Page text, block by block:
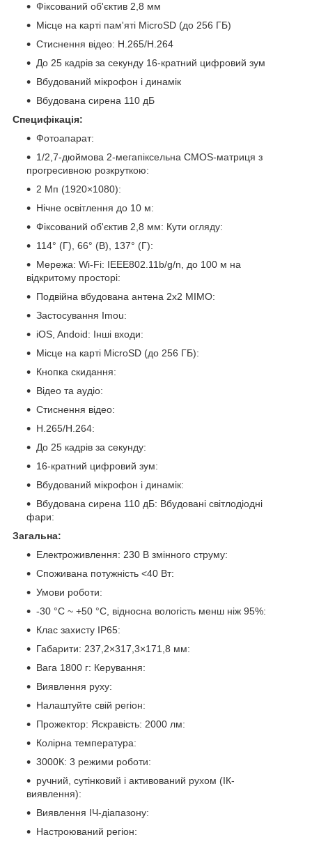
Фіксований об'єктив 2,8 мм
Місце на карті пам'яті MicroSD (до 256 ГБ)
Стиснення відео: H.265/H.264
До 25 кадрів за секунду 16-кратний цифровий зум
Вбудований мікрофон і динамік
Вбудована сирена 110 дБ
Специфікація:
Фотоапарат:
1/2,7-дюймова 2-мегапіксельна CMOS-матриця з
прогресивною розкруткою:
2 Мп (1920×1080):
Нічне освітлення до 10 м:
Фіксований об'єктив 2,8 мм: Кути огляду:
114° (Г), 66° (В), 137° (Г):
Мережа: Wi-Fi: IEEE802.11b/g/n, до 100 м на
відкритому просторі:
Подвійна вбудована антена 2x2 MIMO:
Застосування Imou:
iOS, Andoid: Інші входи:
Місце на карті MicroSD (до 256 ГБ):
Кнопка скидання:
Відео та аудіо:
Стиснення відео:
Н.265/Н.264:
До 25 кадрів за секунду:
16-кратний цифровий зум:
Вбудований мікрофон і динамік:
Вбудована сирена 110 дБ: Вбудовані світлодіодні
фари:
Загальна:
Електроживлення: 230 В змінного струму:
Споживана потужність <40 Вт:
Умови роботи:
-30 °C ~ +50 °C, відносна вологість менш ніж 95%:
Клас захисту IP65:
Габарити: 237,2×317,3×171,8 мм:
Вага 1800 г: Керування:
Виявлення руху:
Налаштуйте свій регіон:
Прожектор: Яскравість: 2000 лм:
Колірна температура:
3000К: 3 режими роботи:
ручний, сутінковий і активований рухом (ІК-
виявлення):
Виявлення ІЧ-діапазону:
Настроюваний регіон: